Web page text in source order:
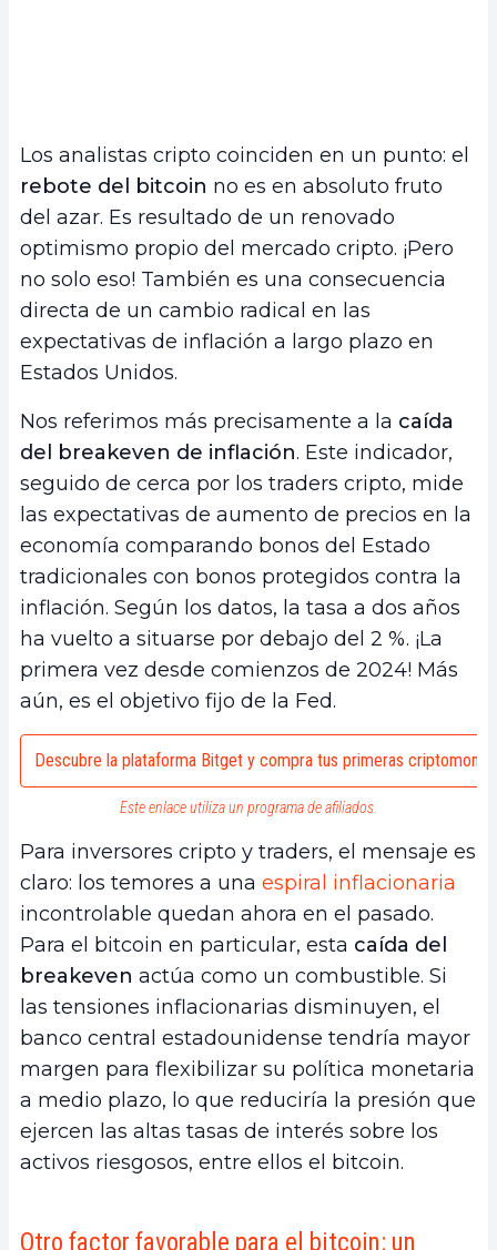
Los analistas cripto coinciden en un punto: el
rebote del bitcoin no es en absoluto fruto
del azar. Es resultado de un renovado
optimismo propio del mercado cripto. ¡Pero
no solo eso! También es una consecuencia
directa de un cambio radical en las
expectativas de inflación a largo plazo en
Estados Unidos.
Nos referimos más precisamente a la caída
del breakeven de inflación. Este indicador,
seguido de cerca por los traders cripto, mide
las expectativas de aumento de precios en la
economía comparando bonos del Estado
tradicionales con bonos protegidos contra la
inflación. Según los datos, la tasa a dos años
ha vuelto a situarse por debajo del 2 %. ¡La
primera vez desde comienzos de 2024! Más
aún, es el objetivo fijo de la Fed.
Descubre la plataforma Bitget y compra tus primeras
Este enlace utiliza un programa de afiliados.
Para inversores cripto y traders, el mensaje es
claro: los temores a una espiral inflacionaria
incontrolable quedan ahora en el pasado.
Para el bitcoin en particular, esta caída del
breakeven actúa como un combustible. Si
las tensiones inflacionarias disminuyen, el
banco central estadounidense tendría mayor
margen para flexibilizar su política monetaria
a medio plazo, lo que reduciría la presión que
ejercen las altas tasas de interés sobre los
activos riesgosos, entre ellos el bitcoin.
Otro factor favorable para el bitcoin: un